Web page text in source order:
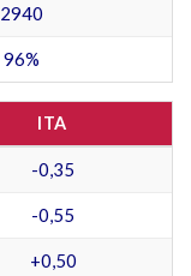
2940
96%
ITA
-0,35
-0,55
+0,50